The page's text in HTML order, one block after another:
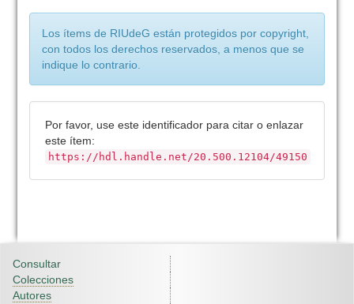
Los ítems de RIUdeG están protegidos por copyright,
con todos los derechos reservados, a menos que se
indique lo contrario.
Por favor, use este identificador para citar o enlazar
este ítem:
https://hdl.handle.net/20.500.12104/49150
Consultar
Colecciones
Autores